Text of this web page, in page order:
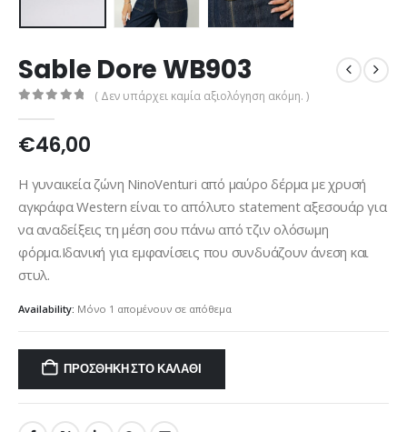
Sable Dore WB903
( Δεν υπάρχει καμία αξιολόγηση ακόμη. )
€46,00
Η γυναικεία ζώνη NinoVenturi από μαύρο δέρμα με χρυσή
αγκράφα Western είναι το απόλυτο statement αξεσουάρ για
να αναδείξεις τη μέση σου πάνω από τζιν ολόσωμη
φόρμα.Ιδανική για εμφανίσεις που συνδυάζουν άνεση και
στυλ.
Availability: Μόνο 1 απομένουν σε απόθεμα
ΠΡΟΣΘΉΚΗ ΣΤΟ ΚΑΛΆΘΙ